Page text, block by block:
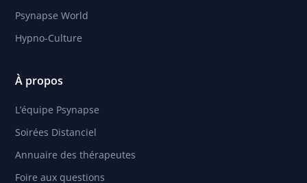
Psynapse World
Hypno-Culture
À propos
L’équipe Psynapse
Soirées Distanciel
Annuaire des thérapeutes
Foire aux questions